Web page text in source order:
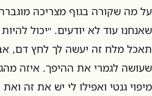
על מה שקורה בגוף מצריכה
שאנחנו עוד לא יודעים. ״יכול
תאכל מלח זה יעשה לך לחץ דם,
שעושה לגמרי את ההיפך. איזה
מיפוי גנטי ואפילו לי יש את זה